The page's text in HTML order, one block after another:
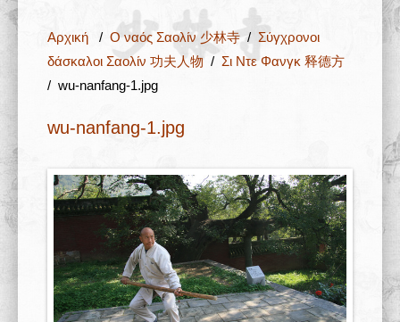
Ο ναός Σαολίν 少林寺
Φιλοσοφία 禅
Εκπαίδευση 武
Σχολές 学校
Άρθρα
Πολυμέσα
Δραστηριότητες
Αρχική / Ο ναός Σαολίν 少林寺 / Σύγχρονοι
δάσκαλοι Σαολίν 功夫人物 / Σι Ντε Φανγκ 释德方
/ wu-nanfang-1.jpg
wu-nanfang-1.jpg